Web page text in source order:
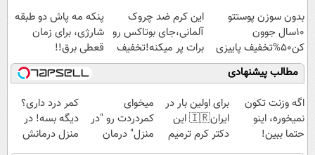
بدون سوزن پوستتو
10سال جوون
کن50%تخفیف پاییزی
این کرم ضد چروک
آلمانی،جای بوتاکس رو
برات پر میکنه!تخفیف
تا امشب
پنکه مه پاش دو طبقه
شارژی، برای زمان
قعطی برق!!
مطالب پیشنهادی
اگه وزنت تکون
نمیخوره، اینو
حتما ببین!
برای اولین بار در
ایران🇮🇷 این
دکتر کرم ترمیم
کننده 23 روزه
میخوای
کمردردت رو "در
منزل" درمان
کنی؟ (◂فیلم +
کمر درد داری؟
دیگه بسه! در
منزل درمانش
کن